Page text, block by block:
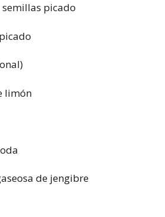
picado
limón
de jengibre